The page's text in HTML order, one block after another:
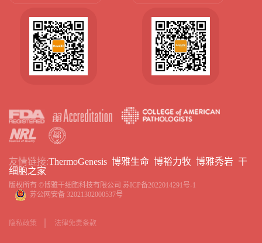
友情链接:ThermoGenesis 博雅生命 博裕力牧 博雅秀岩 干
细胞之家
版权所有 ©博雅干细胞科技有限公司 苏ICP备2022014291号-1
苏公网安备 32021302000537号
隐私政策 法律免责条款